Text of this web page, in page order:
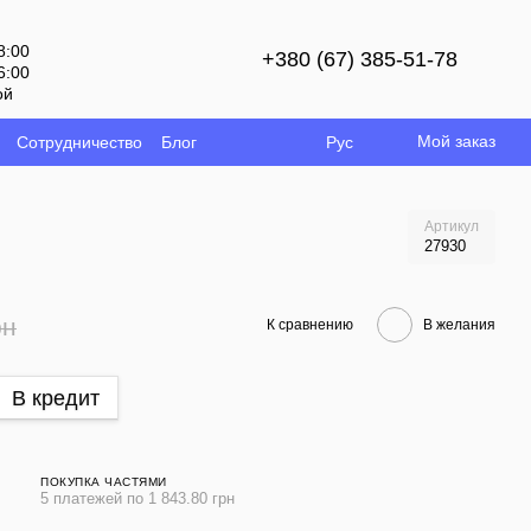
+380 (67) 385-51-78
Сотрудничество Блог Рус Мой заказ
Артикул
27930
К сравнению В желания
В кредит
ПОКУПКА ЧАСТЯМИ
5 платежей по 1 843.80 грн